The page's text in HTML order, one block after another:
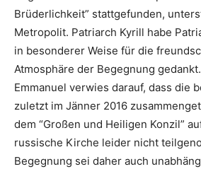
Brüderlichkeit” stattgefunden,
Metropolit. Patriarch Kyrill habe
in besonderer Weise für die
Atmosphäre der Begegnung
Emmanuel verwies darauf, dass die
zuletzt im Jänner 2016
dem “Großen und Heiligen Konzil”
russische Kirche leider nicht
Begegnung sei daher auch